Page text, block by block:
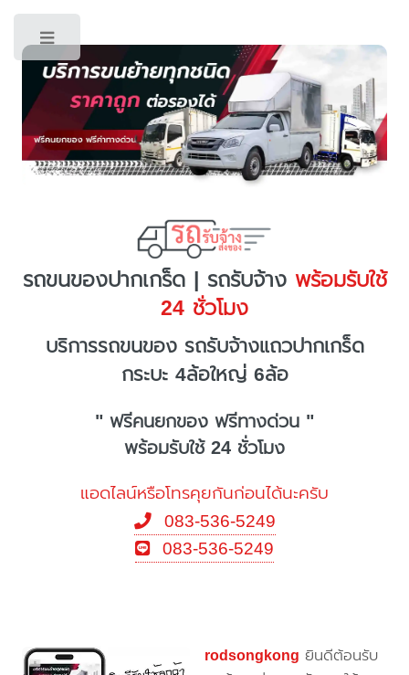
รถขนของปากเกร็ด | รถรับจ้างพร้อมรับใช้
24 ชั่วโมง
บริการรถขนของ รถรับจ้างแถวปากเกร็ด
กระบะ 4ล้อใหญ่ 6ล้อ
" ฟรีคนยกของ ฟรีทางด่วน "
พร้อมรับใช้ 24 ชั่วโมง
แอดไลน์หรือโทรคุยกันก่อนได้นะครับ
083-536-5249
083-536-5249
rodsongkong ยินดีต้อนรับ
Toggle